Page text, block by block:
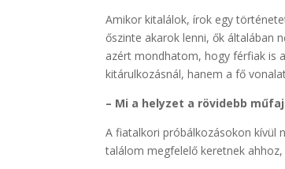
Amikor kitalálok, írok egy
őszinte akarok lenni, ők általában
azért mondhatom, hogy férfiak is
kitárulkozásnál, hanem a fő
– Mi a helyzet a rövidebb
A fiatalkori próbálkozásokon kívül
találom megfelelő keretnek